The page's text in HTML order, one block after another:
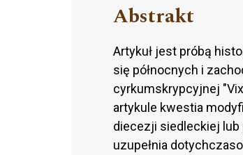
Abstrakt
Artykuł jest próbą
się północnych i
cyrkumskrypcyjnej
artykule kwestia
diecezji siedleckiej lub
uzupełnia